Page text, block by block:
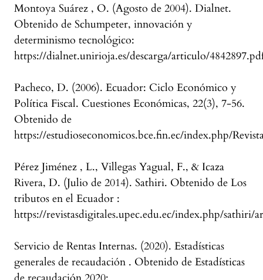
Montoya Suárez , O. (Agosto de 2004). Dialnet.
Obtenido de Schumpeter, innovación y
determinismo tecnológico:
https://dialnet.unirioja.es/descarga/articulo/
Pacheco, D. (2006). Ecuador: Ciclo Económico y
Política Fiscal. Cuestiones Económicas, 22(3), 7-56.
Obtenido de
https://estudioseconomicos.bce.fin.ec/index.php/
Pérez Jiménez , L., Villegas Yagual, F., & Icaza
Rivera, D. (Julio de 2014). Sathiri. Obtenido de Los
tributos en el Ecuador :
https://revistasdigitales.upec.edu.ec/index.php/sathiri/
Servicio de Rentas Internas. (2020). Estadísticas
generales de recaudación . Obtenido de Estadísticas